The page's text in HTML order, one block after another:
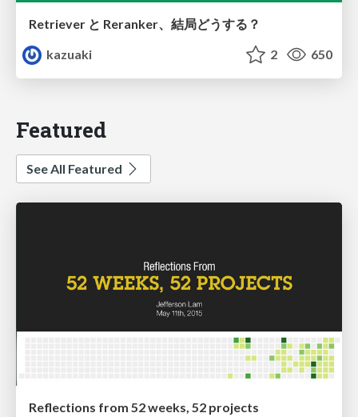
Retriever と Reranker、結局どうする？
kazuaki
2 650
Featured
See All Featured
Reflections from 52 weeks, 52 projects